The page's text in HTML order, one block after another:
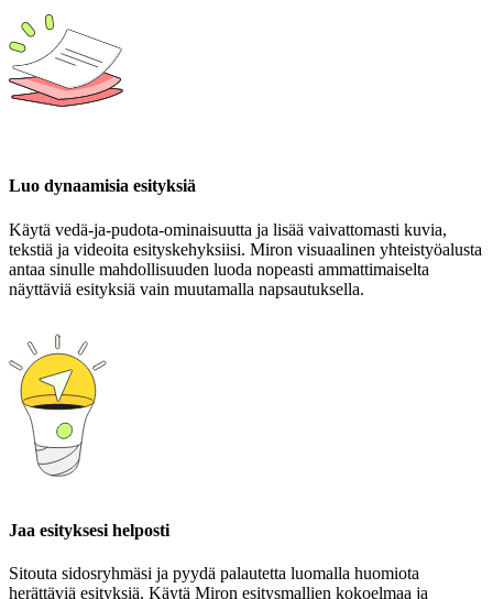
Luo dynaamisia esityksiä
Käytä vedä-ja-pudota-ominaisuutta ja lisää vaivattomasti kuvia,
tekstiä ja videoita esityskehyksiisi. Miron visuaalinen yhteistyöalusta
antaa sinulle mahdollisuuden luoda nopeasti ammattimaiselta
näyttäviä esityksiä vain muutamalla napsautuksella.
Jaa esityksesi helposti
Sitouta sidosryhmäsi ja pyydä palautetta luomalla huomiota
herättäviä esityksiä. Käytä Miron esitysmallien kokoelmaa ja